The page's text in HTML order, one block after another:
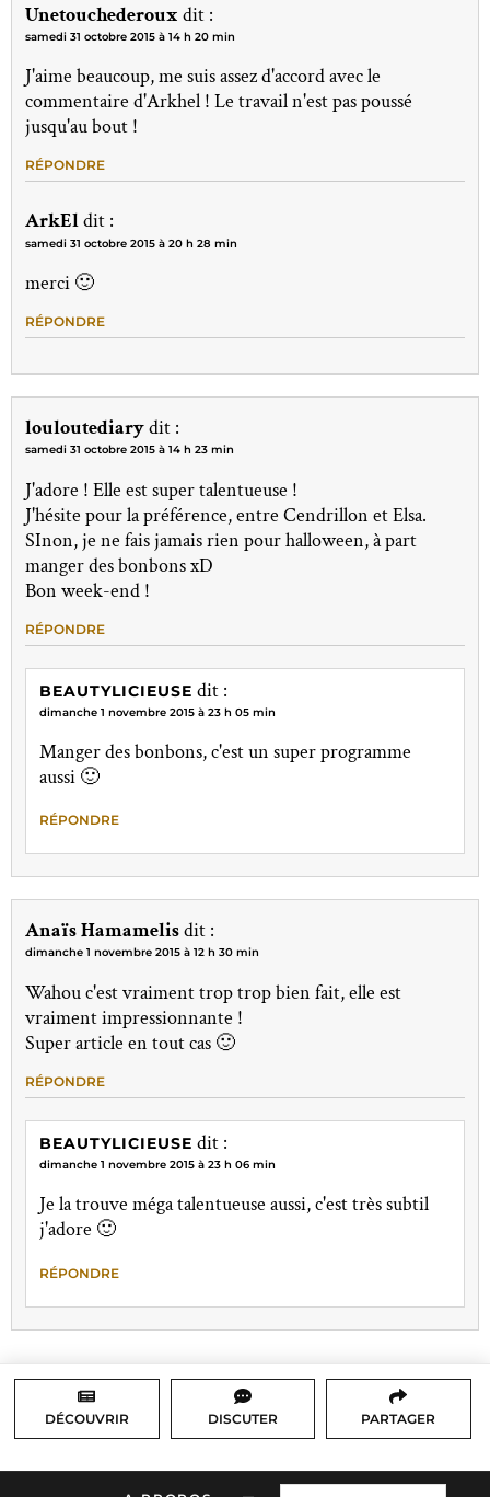
Unetouchederoux dit :
samedi 31 octobre 2015 à 14 h 20 min
J'aime beaucoup, me suis assez d'accord avec le
commentaire d'Arkhel ! Le travail n'est pas poussé
jusqu'au bout !
RÉPONDRE
ArkEldit :
samedi 31 octobre 2015 à 20 h 28 min
merci 🙂
RÉPONDRE
louloutediarydit :
samedi 31 octobre 2015 à 14 h 23 min
J'adore ! Elle est super talentueuse !
J'hésite pour la préférence, entre Cendrillon et Elsa.
SInon, je ne fais jamais rien pour halloween, à part
manger des bonbons xD
Bon week-end !
RÉPONDRE
BEAUTYLICIEUSE dit :
dimanche 1 novembre 2015 à 23 h 05 min
Manger des bonbons, c'est un super programme
aussi 🙂
RÉPONDRE
Anaïs Hamamelisdit :
dimanche 1 novembre 2015 à 12 h 30 min
Wahou c'est vraiment trop trop bien fait, elle est
vraiment impressionnante !
Super article en tout cas 🙂
RÉPONDRE
BEAUTYLICIEUSE dit :
dimanche 1 novembre 2015 à 23 h 06 min
Je la trouve méga talentueuse aussi, c'est très subtil
j'adore 🙂
RÉPONDRE
DÉCOUVRIR DISCUTER PARTAGER